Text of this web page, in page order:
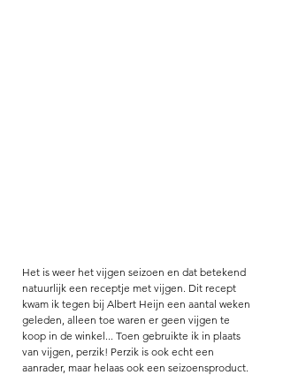
Het is weer het vijgen seizoen en dat betekend
natuurlijk een receptje met vijgen. Dit recept
kwam ik tegen bij Albert Heijn een aantal weken
geleden, alleen toe waren er geen vijgen te
koop in de winkel... Toen gebruikte ik in plaats
van vijgen, perzik! Perzik is ook echt een
aanrader, maar helaas ook een seizoensproduct.